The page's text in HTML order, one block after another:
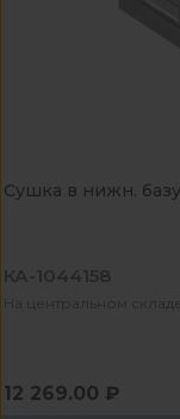
Сушка в нижн.
КА-1044158
На центральном
12 269.00 ₽